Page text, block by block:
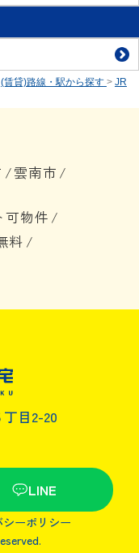
(賃貸)路線・駅から探す > JR
/雲南市 /
可物件 /
料 /
目2-20
LINE
シーポリシー